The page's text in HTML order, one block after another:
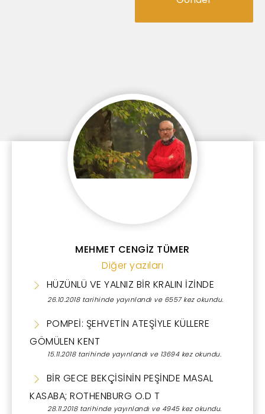
MEHMET CENGİZ TÜMER
Diğer yazıları
HÜZÜNLÜ VE YALNIZ BİR KRALIN İZİNDE
26.10.2018 tarihinde yayınlandı ve 6557 kez okundu.
POMPEİ: ŞEHVETİN ATEŞİYLE KÜLLERE
GÖMÜLEN KENT
15.11.2018 tarihinde yayınlandı ve 13694 kez okundu.
BİR GECE BEKÇİSİNİN PEŞİNDE MASAL
KASABA; ROTHENBURG O.D T
28.11.2018 tarihinde yayınlandı ve 4945 kez okundu.